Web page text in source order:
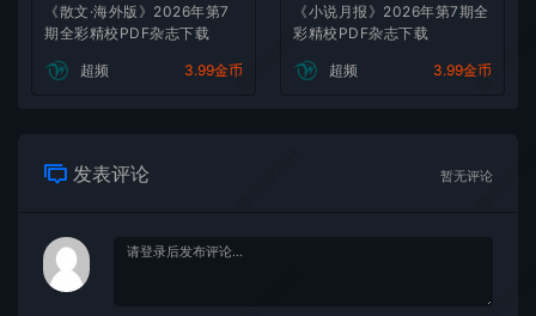
《散文·海外版》2026年第7
期全彩精校PDF杂志下载
超频 3.99金币
《小说月报》2026年第7期全
彩精校PDF杂志下载
超频 3.99金币
发表评论 暂无评论
微刊杂志社
微刊杂
微刊杂
微刊杂